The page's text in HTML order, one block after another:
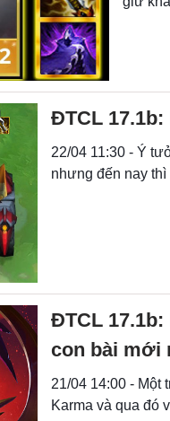
ĐTCL
22/04 11:30 - Ý
nhưng đến nay
ĐTCL
con bài mới
21/04 14:00 - Một
Karma và qua đó